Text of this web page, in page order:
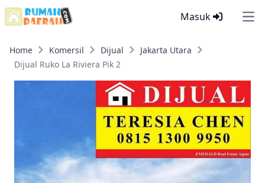
Masuk
Home Komersil Dijual
Jakarta Utara
Dijual Ruko La Riviera Pik 2